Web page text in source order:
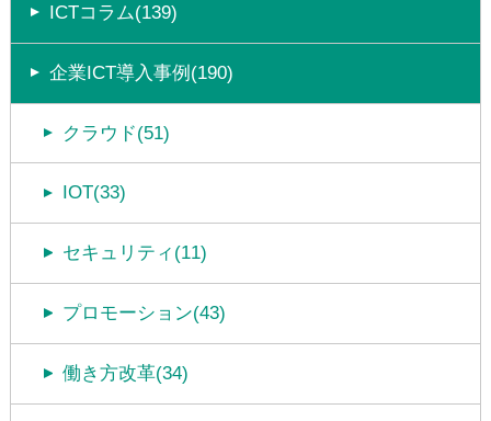
ICTコラム(139)
企業ICT導入事例(190)
クラウド(51)
IOT(33)
セキュリティ(11)
プロモーション(43)
働き方改革(34)